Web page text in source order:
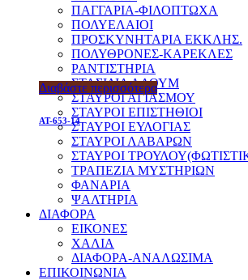
ΠΑΓΓΑΡΙΑ-ΦΙΛΟΠΤΩΧΑ
ΠΟΛΥΕΛΑΙΟΙ
ΠΡΟΣΚΥΝΗΤΑΡΙΑ ΕΚΚΛΗΣ.
ΠΟΛΥΘΡΟΝΕΣ-ΚΑΡΕΚΛΕΣ
ΡΑΝΤΙΣΤΗΡΙΑ
ΣΤΑΣΙΔΙΑ ΑΛΟΥΜ
ΣΤΑΥΡΟΙ ΑΓΙΑΣΜΟΥ
ΣΤΑΥΡΟΙ ΕΠΙΣΤΗΘΙΟΙ
ΣΤΑΥΡΟΙ ΕΥΛΟΓΙΑΣ
ΣΤΑΥΡΟΙ ΛΑΒΑΡΩΝ
ΣΤΑΥΡΟΙ
ΤΡΑΠΕΖΙΑ ΜΥΣΤΗΡΙΩΝ
ΦΑΝΑΡΙΑ
ΨΑΛΤΗΡΙΑ
ΔΙΑΦΟΡΑ
ΕΙΚΟΝΕΣ
ΧΑΛΙΑ
ΔΙΑΦΟΡΑ-ΑΝΑΛΩΣΙΜΑ
ΕΠΙΚΟΙΝΩΝΙΑ
Διαβάστε περισσότερα
AT-653-14